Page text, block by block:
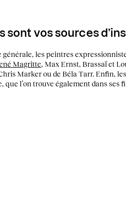
sont vos sources
générale, les peintres
Magritte, Max Ernst, Brassaï et
Marker ou de Béla Tarr. Enfin,
que l’on trouve également dans ses